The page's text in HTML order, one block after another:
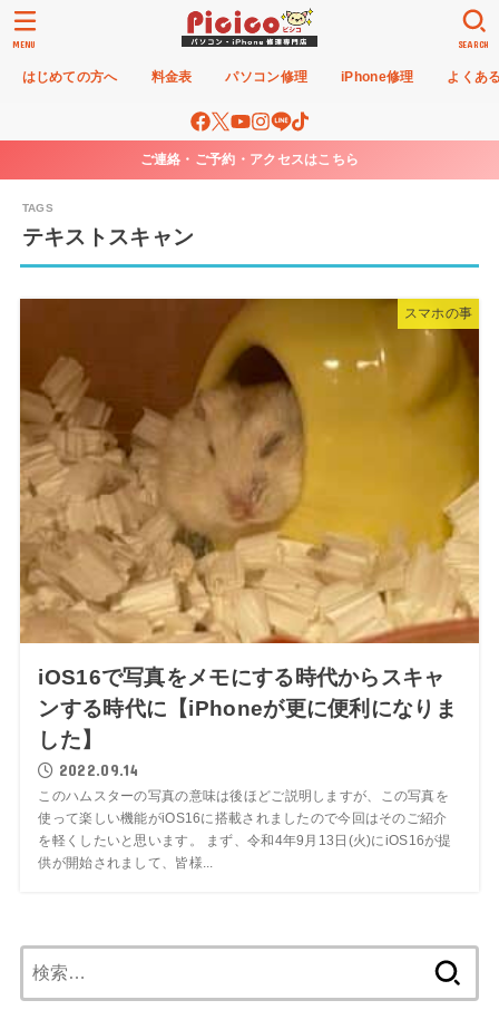
はじめての方へ 料金表 パソコン修理 iPhone修理 よくあ
SEARCH
MENU
ご連絡・ご予約・アクセスはこちら
テキストスキャン
スマホの事
iOS16で写真をメモにする時代からスキャ
ンする時代に【iPhoneが更に便利になりま
した】
2022.09.14
このハムスターの写真の意味は後ほどご説明しますが、この写真を
使って楽しい機能がiOS16に搭載されましたので今回はそのご紹介
を軽くしたいと思います。 まず、令和4年9月13日(火)にiOS16が提
供が開始されまして、皆様...
索: